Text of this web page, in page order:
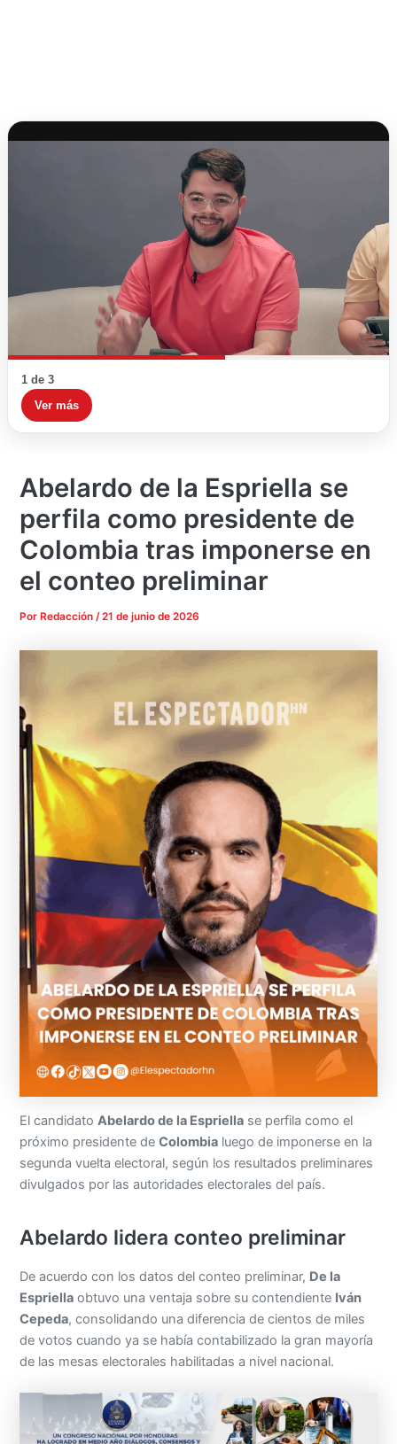
1 de 3
Ver más
Abelardo de la Espriella se
perfila como presidente de
Colombia tras imponerse en
el conteo preliminar
Por Redacción/21 de junio de 2026
El candidatoAbelardo de la Espriella se perfila como el
próximo presidente deColombia luego de imponerse en la
segunda vuelta electoral, según los resultados preliminares
divulgados por las autoridades electorales del país.
Abelardo lidera conteo preliminar
De acuerdo con los datos del conteo preliminar, De la
Espriella obtuvo una ventaja sobre su contendiente Iván
Cepeda, consolidando una diferencia de cientos de miles
de votos cuando ya se había contabilizado la gran mayoría
de las mesas electorales habilitadas a nivel nacional.